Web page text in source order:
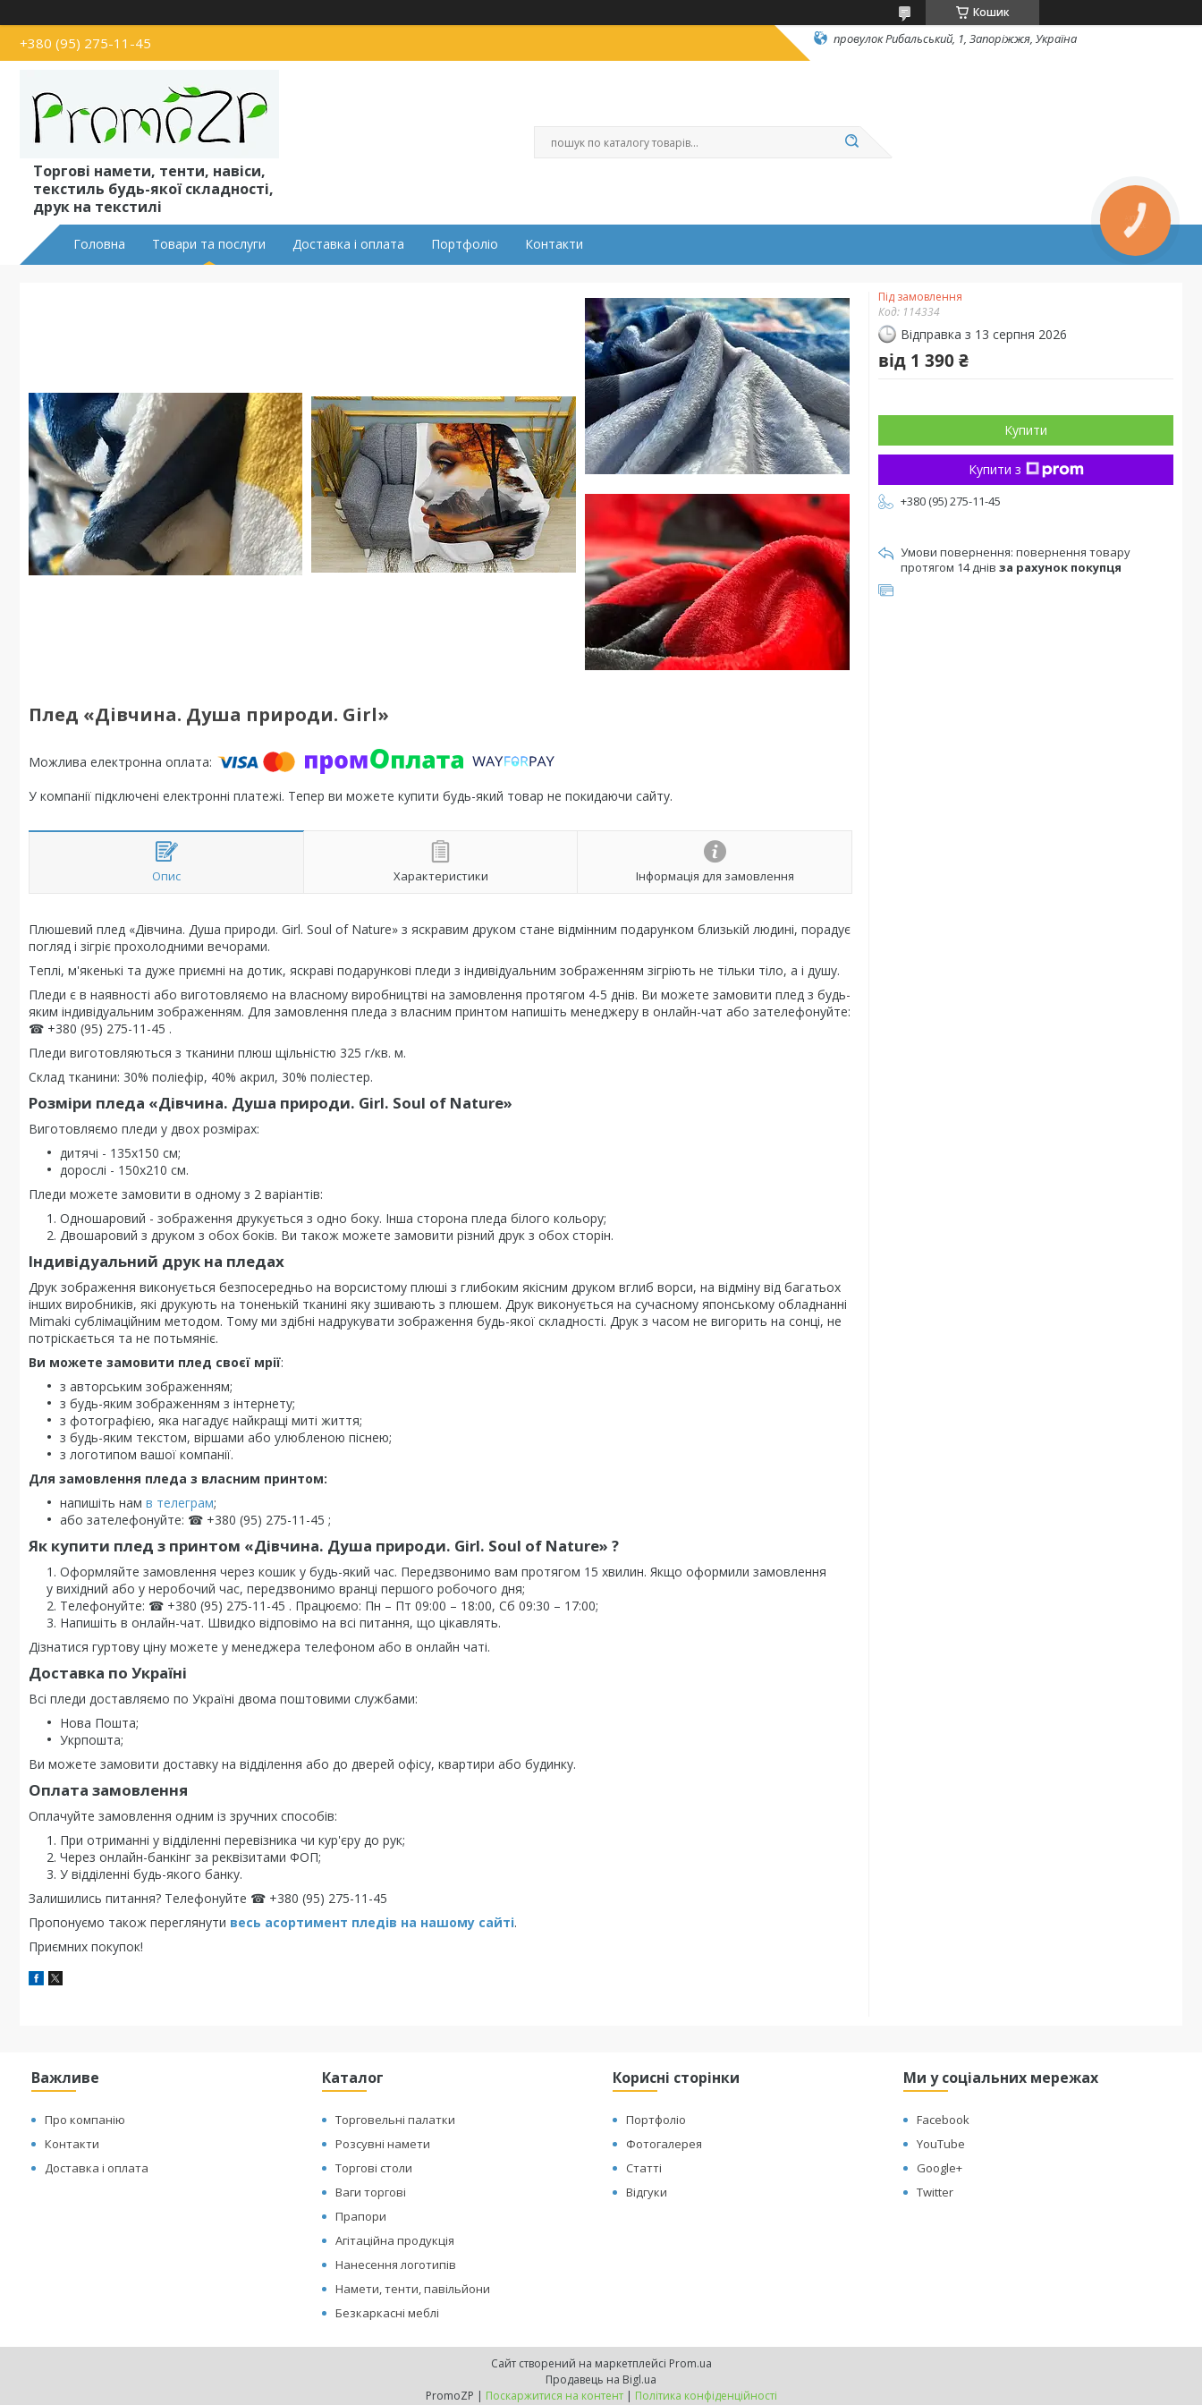
Кошик
+380 (95) 275-11-45 провулок Рибальський, 1, Запоріжжя, Україна
Торгові намети, тенти, навіси,
текстиль будь-якої складності,
друк на текстилі
Головна Товари та послуги Доставка і оплата Портфоліо Контакти
Плед «Дівчина. Душа природи. Girl»
У компанії підключені електронні платежі. Тепер ви можете купити будь-який товар не покидаючи сайту.
Опис Характеристики Інформація для замовлення
Плюшевий плед «Дівчина. Душа природи. Girl. Soul of Nature» з яскравим друком стане відмінним подарунком близькій людині, порадує
погляд і зігріє прохолодними вечорами.
Теплі, м'якенькі та дуже приємні на дотик, яскраві подарункові пледи з індивідуальним зображенням зігріють не тільки тіло, а і душу.
Пледи є в наявності або виготовляємо на власному виробництві на замовлення протягом 4-5 днів. Ви можете замовити плед з будь-
яким індивідуальним зображенням. Для замовлення пледа з власним принтом напишіть менеджеру в онлайн-чат або зателефонуйте:
☎ +380 (95) 275-11-45 .
Пледи виготовляються з тканини плюш щільністю 325 г/кв. м.
Склад тканини: 30% поліефір, 40% акрил, 30% поліестер.
Розміри пледа «Дівчина. Душа природи. Girl. Soul of Nature»
Виготовляємо пледи у двох розмірах:
дитячі - 135х150 см;
дорослі - 150х210 см.
Пледи можете замовити в одному з 2 варіантів:
Одношаровий - зображення друкується з одно боку. Інша сторона пледа білого кольору;
Двошаровий з друком з обох боків. Ви також можете замовити різний друк з обох сторін.
Індивідуальний друк на пледах
Друк зображення виконується безпосередньо на ворсистому плюші з глибоким якісним друком вглиб ворси, на відміну від багатьох
інших виробників, які друкують на тоненькій тканині яку зшивають з плюшем. Друк виконується на сучасному японському обладнанні
Mimaki сублімаційним методом. Тому ми здібні надрукувати зображення будь-якої складності. Друк з часом не вигорить на сонці, не
потріскається та не потьмяніє.
Ви можете замовити плед своєї мрії:
з авторським зображенням;
з будь-яким зображенням з інтернету;
з фотографією, яка нагадує найкращі миті життя;
з будь-яким текстом, віршами або улюбленою піснею;
з логотипом вашої компанії.
Для замовлення пледа з власним принтом:
напишіть нам в телеграм;
або зателефонуйте: ☎ +380 (95) 275-11-45 ;
Як купити плед з принтом «Дівчина. Душа природи. Girl. Soul of Nature» ?
Оформляйте замовлення через кошик у будь-який час. Передзвонимо вам протягом 15 хвилин. Якщо оформили замовлення
у вихідний або у неробочий час, передзвонимо вранці першого робочого дня;
Телефонуйте: ☎ +380 (95) 275-11-45 . Працюємо: Пн – Пт 09:00 – 18:00, Сб 09:30 – 17:00;
Напишіть в онлайн-чат. Швидко відповімо на всі питання, що цікавлять.
Дізнатися гуртову ціну можете у менеджера телефоном або в онлайн чаті.
Доставка по Україні
Всі пледи доставляємо по Україні двома поштовими службами:
Нова Пошта;
Укрпошта;
Ви можете замовити доставку на відділення або до дверей офісу, квартири або будинку.
Оплата замовлення
Оплачуйте замовлення одним із зручних способів:
При отриманні у відділенні перевізника чи кур'єру до рук;
Через онлайн-банкінг за реквізитами ФОП;
У відділенні будь-якого банку.
Залишились питання? Телефонуйте ☎ +380 (95) 275-11-45
Пропонуємо також переглянути весь асортимент пледів на нашому сайті.
Приємних покупок!
Під замовлення
Код: 114334
Відправка з 13 серпня 2026
від 1 390 ₴
Купити
Купити з
+380 (95) 275-11-45
повернення товару
протягом 14 днів за рахунок покупця
Важливе
Про компанію
Контакти
Доставка і оплата
Каталог
Торговельні палатки
Розсувні намети
Торгові столи
Ваги торгові
Прапори
Агітаційна продукція
Нанесення логотипів
Намети, тенти, павільйони
Безкаркасні меблі
Корисні сторінки
Портфоліо
Фотогалерея
Статті
Відгуки
Ми у соціальних мережах
Facebook
YouTube
Google+
Twitter
Сайт створений на маркетплейсі Prom.ua
Продавець на Bigl.ua
PromoZP | Поскаржитися на контент | Політика конфіденційності